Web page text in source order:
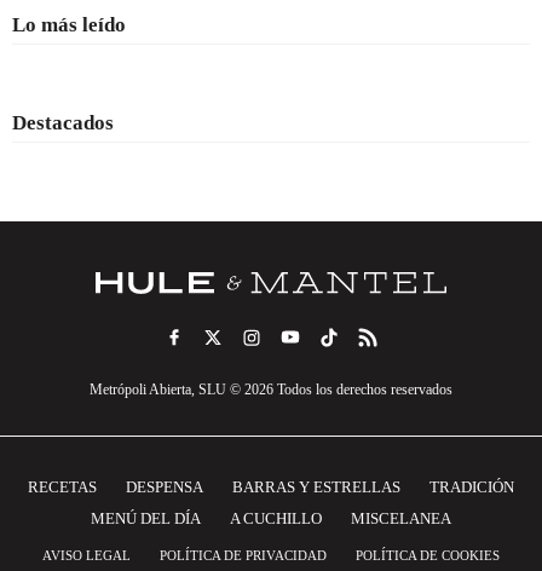
Lo más leído
Destacados
Metrópoli Abierta, SLU © 2026 Todos los derechos reservados
RECETAS DESPENSA BARRAS Y ESTRELLAS
TRADICIÓN
MENÚ DEL DÍA
A CUCHILLO MISCELANEA
AVISO LEGAL POLÍTICA DE PRIVACIDAD
POLÍTICA DE COOKIES